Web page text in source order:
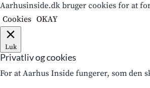
Aarhusinside.dk bruger cookies for at
Cookies OKAY
Luk
Privatliv og cookies
For at Aarhus Inside fungerer, som den